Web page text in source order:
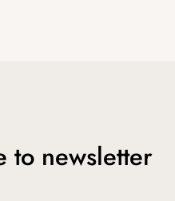
to newsletter